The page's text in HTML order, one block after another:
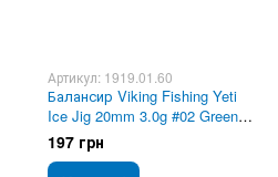
Артикул: 1919.01.60
Балансир Viking Fishing Yeti
Ice Jig 20mm 3.0g #02 Green
Glam
197 грн